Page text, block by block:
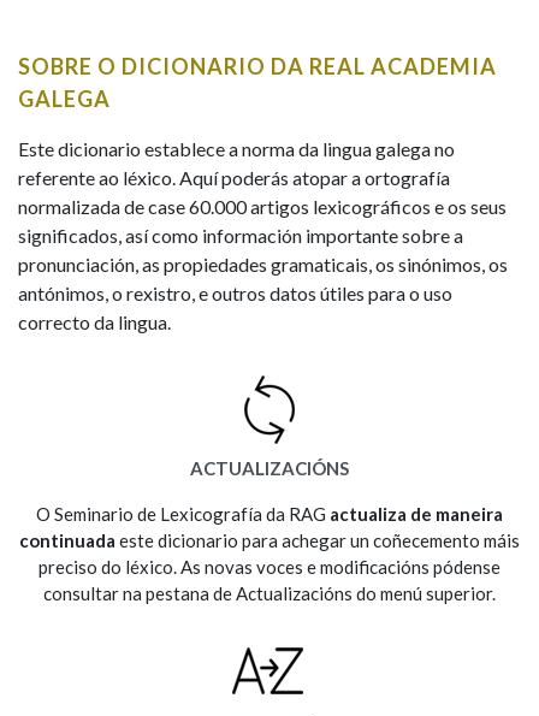
CASA-MUSEO EMILIA PARDO
HISTORIA
PRIMAVERA DAS LETRAS
PORTAL DAS PALABRAS
Comeza por
Remata por
Contén
Nos exemplos
Na fraseoloxía
SOBRE O DICIONARIO DA REAL ACADEMIA
GALEGA
Este dicionario establece a norma da lingua galega no
referente ao léxico. Aquí poderás atopar a ortografía
normalizada de case 60.000 artigos lexicográficos e os seus
significados, así como información importante sobre a
pronunciación, as propiedades gramaticais, os sinónimos, os
antónimos, o rexistro, e outros datos útiles para o uso
correcto da lingua.
ACTUALIZACIÓNS
O Seminario de Lexicografía da RAG actualiza de maneira
continuada este dicionario para achegar un coñecemento máis
preciso do léxico. As novas voces e modificacións pódense
consultar na pestana de Actualizacións do menú superior.